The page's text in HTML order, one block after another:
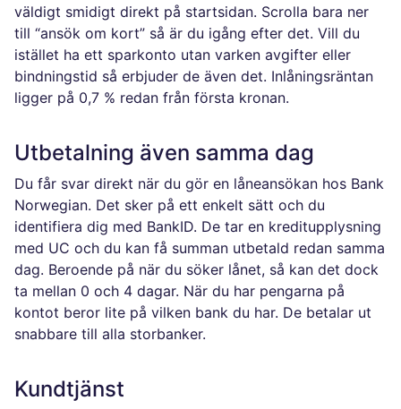
väldigt smidigt direkt på startsidan. Scrolla bara ner
till “ansök om kort” så är du igång efter det. Vill du
istället ha ett sparkonto utan varken avgifter eller
bindningstid så erbjuder de även det. Inlåningsräntan
ligger på 0,7 % redan från första kronan.
Utbetalning även samma dag
Du får svar direkt när du gör en låneansökan hos Bank
Norwegian. Det sker på ett enkelt sätt och du
identifiera dig med BankID. De tar en kreditupplysning
med UC och du kan få summan utbetald redan samma
dag. Beroende på när du söker lånet, så kan det dock
ta mellan 0 och 4 dagar. När du har pengarna på
kontot beror lite på vilken bank du har. De betalar ut
snabbare till alla storbanker.
Kundtjänst